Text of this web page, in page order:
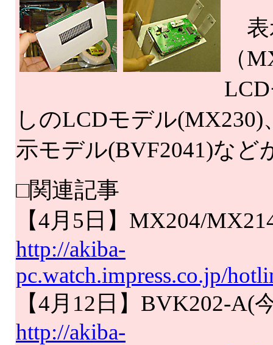
表
（
しのLCDモデル
示モデル(BVF2041)など
□関連記事
【4月5日】MX204/
http://akiba-
pc.watch.impress.co.jp/
【4月12日】BVK202-A(
http://akiba-